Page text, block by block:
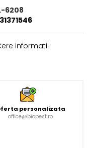
6208
informatii
personalizata
office@biopest.ro